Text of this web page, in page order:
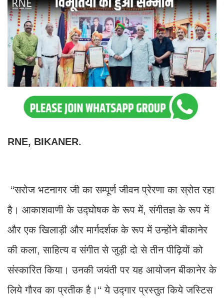
RNE, BIKANER.
‘‘सरोज भटनागर जी का सम्पूर्ण जीवन प्रेरणा का स्रोत रहा
है। आकाशवाणी के उद्घोषक के रूप में, संगीतज्ञ के रूप में
और एक खिलाड़ी और मार्गदर्शक के रूप में उन्होंने बीकानेर
की कला, साहित्य व संगीत से जुड़ी दो से तीन पीढ़ियों को
संस्कारित किया। उनकी जयंती पर यह आयोजन बीकानेर के
लिये गौरव का प्रतीक है।‘‘ ये उद्गार प्रस्तुत किये जस्टिस